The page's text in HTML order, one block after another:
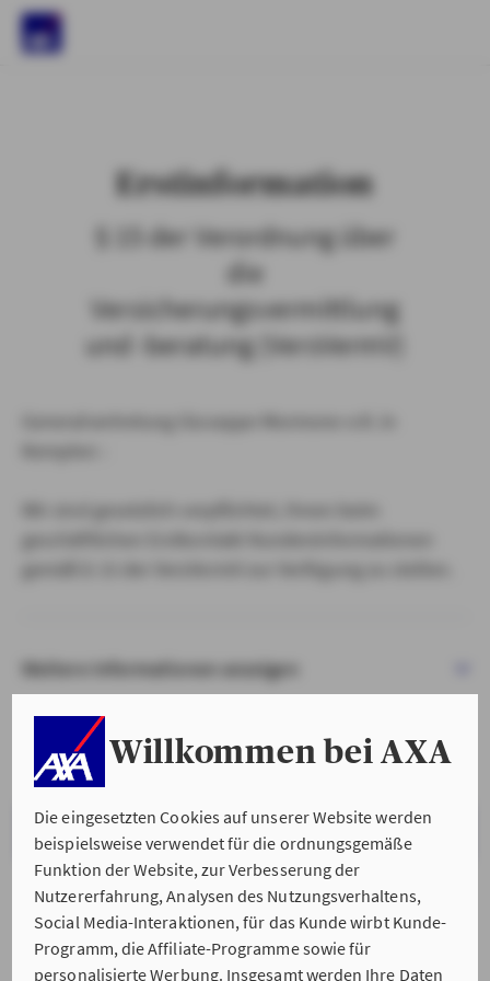
Willkommen bei AXA
Die eingesetzten Cookies auf unserer Website werden
beispielsweise verwendet für die ordnungsgemäße
Funktion der Website, zur Verbesserung der
Nutzererfahrung, Analysen des Nutzungsverhaltens,
Social Media-Interaktionen, für das Kunde wirbt Kunde-
Programm, die Affiliate-Programme sowie für
personalisierte Werbung. Insgesamt werden Ihre Daten
Erstinformation
§ 15 der Verordnung über
die
Versicherungsvermittlung
und -beratung (VersVermV)
Weitere Informationen anzeigen
VERSTANDEN & WEITER